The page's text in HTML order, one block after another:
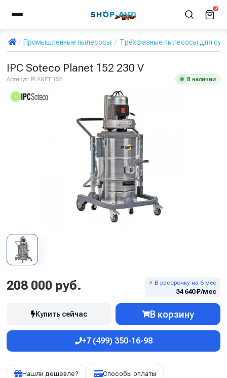
0
Промышленные пылесосы Трёхфазные пылесосы для
IPC Soteco Planet 152 230 V
Артикул: PLANET 152 В наличии
208 000 руб. ⚡ В рассрочку на 6 мес
34 640 ₽/мес
Купить сейчас В корзину
+7 (499) 350-16-98
Нашли дешевле? Способы оплаты